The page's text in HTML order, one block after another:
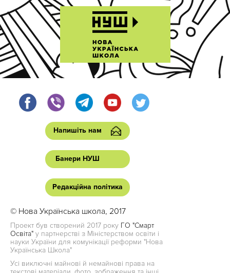
Напишіть нам
Банери НУШ
Редакційна політика
© Нова Українська школа, 2017
Проект був створений 2017 року ГО "Смарт
Освіта" у партнерстві з Міністерством освіти і
науки України для комунікації реформи "Нова
Українська Школа"
Усі виключні майнові й немайнові права на